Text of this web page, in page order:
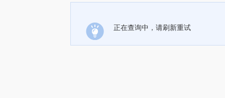
正在查询中，请刷新重试